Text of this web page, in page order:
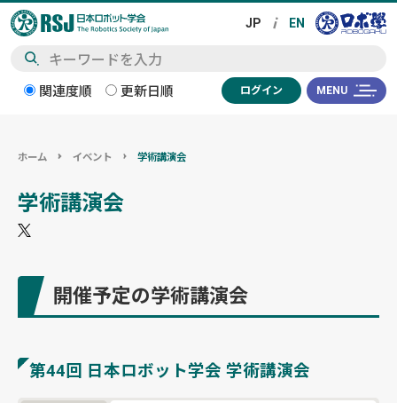
関連度順 更新日順 ログイン MENU
ホーム イベント 学術講演会
学術講演会
開催予定の学術講演会
第44回 日本ロボット学会 学術講演会